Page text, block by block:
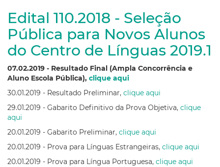
Edital 110.2018 - Seleção
Pública para Novos Alunos
do Centro de Línguas 2019.1
07.02.2019 - Resultado Final (Ampla Concorrência e
Aluno Escola Pública), clique aqui
30.01.2019 - Resultado Preliminar, clique aqui
29.01.2019 - Gabarito Definitivo da Prova Objetiva, clique
aqui
20.01.2019 - Gabarito Preliminar, clique aqui
20.01.2019 - Prova para Línguas Estrangeiras, clique aqui
20.01.2019 - Prova para Língua Portuguesa, clique aqui